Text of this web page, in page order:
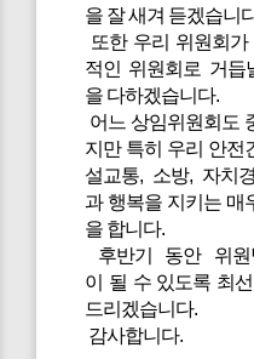
을 잘 새겨 듣겠습니
또한 우리 위원회
적인 위원회로 거듭
을 다하겠습니다.
어느 상임위원회도
지만 특히 우리 안전
설교통, 소방, 자치
과 행복을 지키는 매
을 합니다.
후반기 동안 위원
이 될 수 있도록 최
드리겠습니다.
감사합니다.